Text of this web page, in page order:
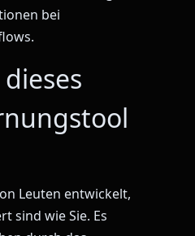
bei
Leuten entwickelt,
sind wie Sie. Es